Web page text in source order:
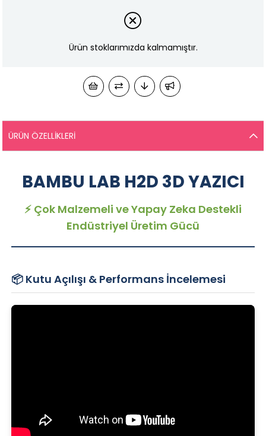
Ürün stoklarımızda kalmamıştır.
ÜRÜN ÖZELLIKLERI
BAMBU LAB H2D 3D YAZICI
⚡ Çok Malzemeli ve Yapay Zeka Destekli
Endüstriyel Üretim Gücü
📦 Kutu Açılışı & Performans İncelemesi